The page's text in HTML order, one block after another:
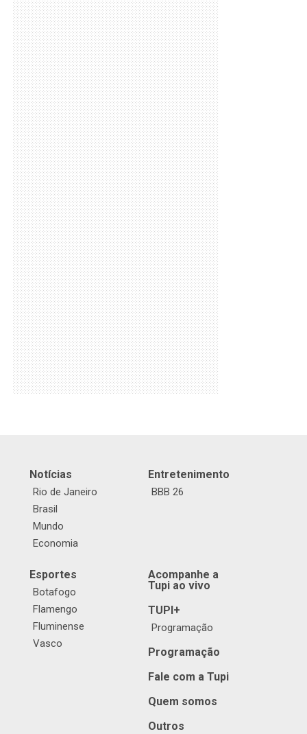
Notícias
Rio de Janeiro
Brasil
Mundo
Economia
Entretenimento
BBB 26
Esportes
Botafogo
Flamengo
Fluminense
Vasco
Acompanhe a
Tupi ao vivo
TUPI+
Programação
Programação
Fale com a Tupi
Quem somos
Outros